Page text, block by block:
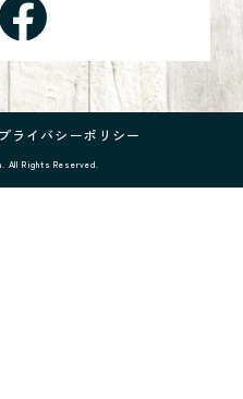
プライバシーポリシー
All Rights Reserved.